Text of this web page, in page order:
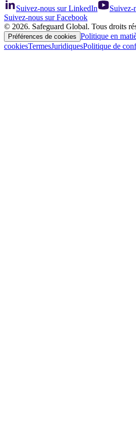
Suivez-nous sur LinkedIn
Suivez-
Suivez-nous sur Facebook
© 2026. Safeguard Global. Tous droits
Préférences de cookies Politique en
cookiesTermesJuridiquesPolitique de